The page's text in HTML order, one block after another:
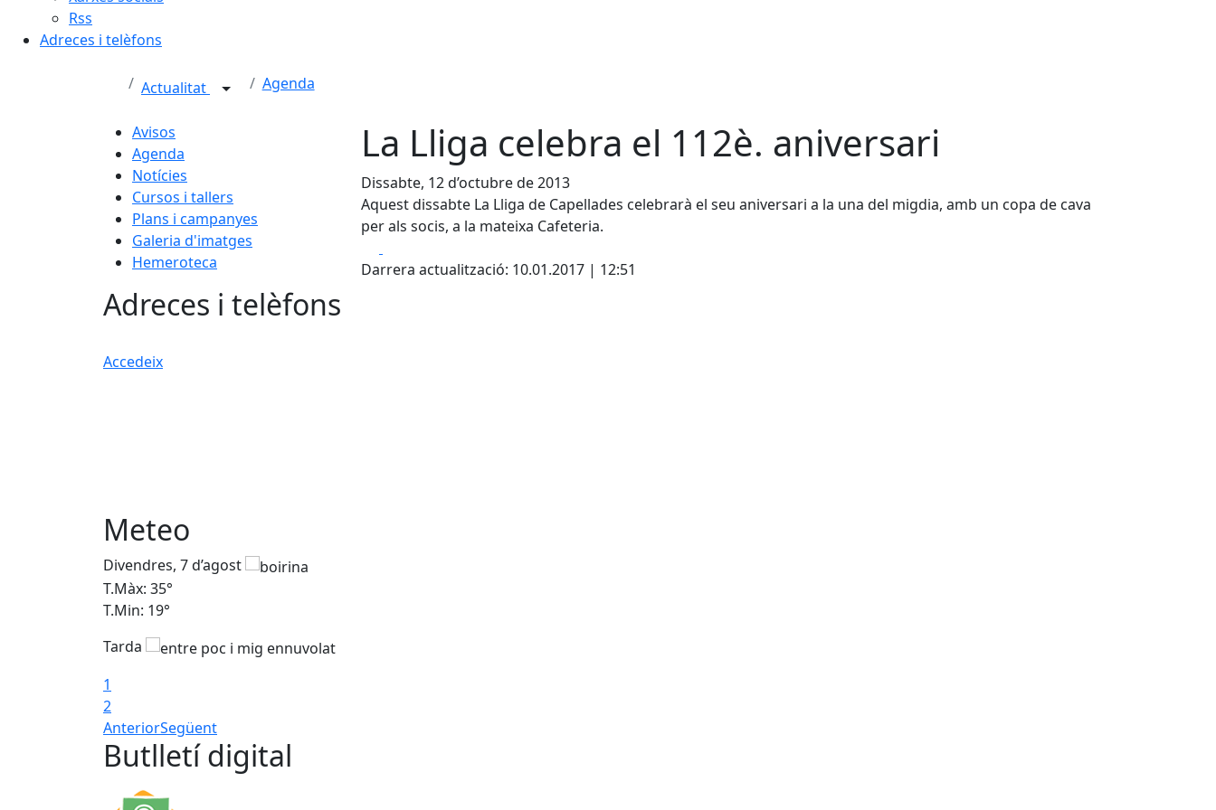
Rss
Adreces i telèfons
Actualitat Agenda
Avisos
Agenda
Notícies
Cursos i tallers
Plans i campanyes
Galeria d'imatges
Hemeroteca
La Lliga celebra el 112è. aniversari
Dissabte, 12 d’octubre de 2013
Aquest dissabte La Lliga de Capellades celebrarà el seu aniversari a la una del migdia, amb un copa de cava
per als socis, a la mateixa Cafeteria.
Darrera actualització: 10.01.2017 | 12:51
Adreces i telèfons
Accedeix
Meteo
Divendres, 7 d’agost
T.Màx: 35°
T.Min: 19°
Tarda
1
2
AnteriorSegüent
Butlletí digital